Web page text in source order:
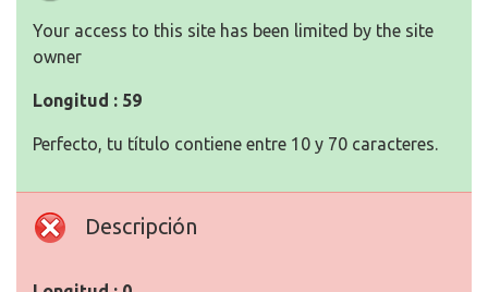
Your access to this site has been limited by the site
owner
Longitud : 59
Perfecto, tu título contiene entre 10 y 70 caracteres.
Descripción